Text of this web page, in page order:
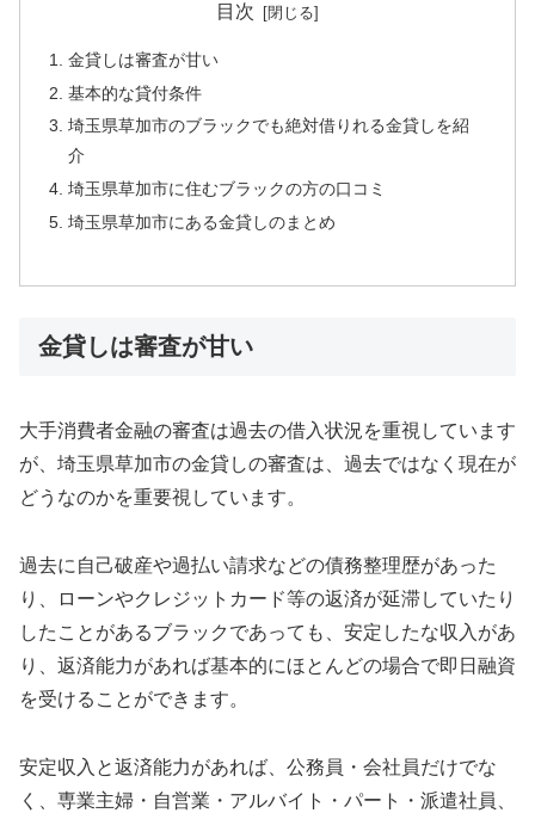
目次
金貸しは審査が甘い
基本的な貸付条件
埼玉県草加市のブラックでも絶対借りれる金貸しを紹
介
埼玉県草加市に住むブラックの方の口コミ
埼玉県草加市にある金貸しのまとめ
金貸しは審査が甘い
大手消費者金融の審査は過去の借入状況を重視しています
が、埼玉県草加市の金貸しの審査は、過去ではなく現在が
どうなのかを重要視しています。
過去に自己破産や過払い請求などの債務整理歴があった
り、ローンやクレジットカード等の返済が延滞していたり
したことがあるブラックであっても、安定したな収入があ
り、返済能力があれば基本的にほとんどの場合で即日融資
を受けることができます。
安定収入と返済能力があれば、公務員・会社員だけでな
く、専業主婦・自営業・アルバイト・パート・派遣社員、